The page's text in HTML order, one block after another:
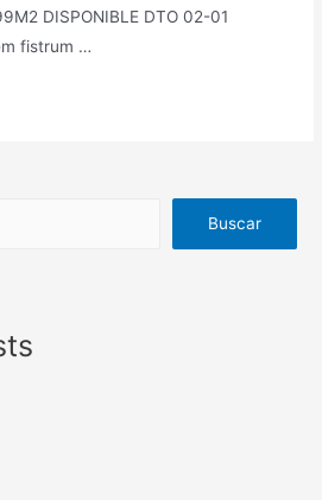
DISPONIBLE DTO 02-01
fistrum …
Buscar